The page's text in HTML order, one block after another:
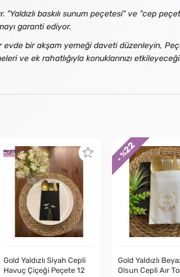
baskılı sunum peçetesi" ve "cep
garanti ediyor.
bir akşam yemeği daveti düzenleyin,
ve ek rahatlığıyla konuklarınızı
Gold Yaldızlı Siyah Cepli
Havuç Çiçeği Peçete 12
Gold Yaldızlı
Olsun Cepli Aır
- %
22